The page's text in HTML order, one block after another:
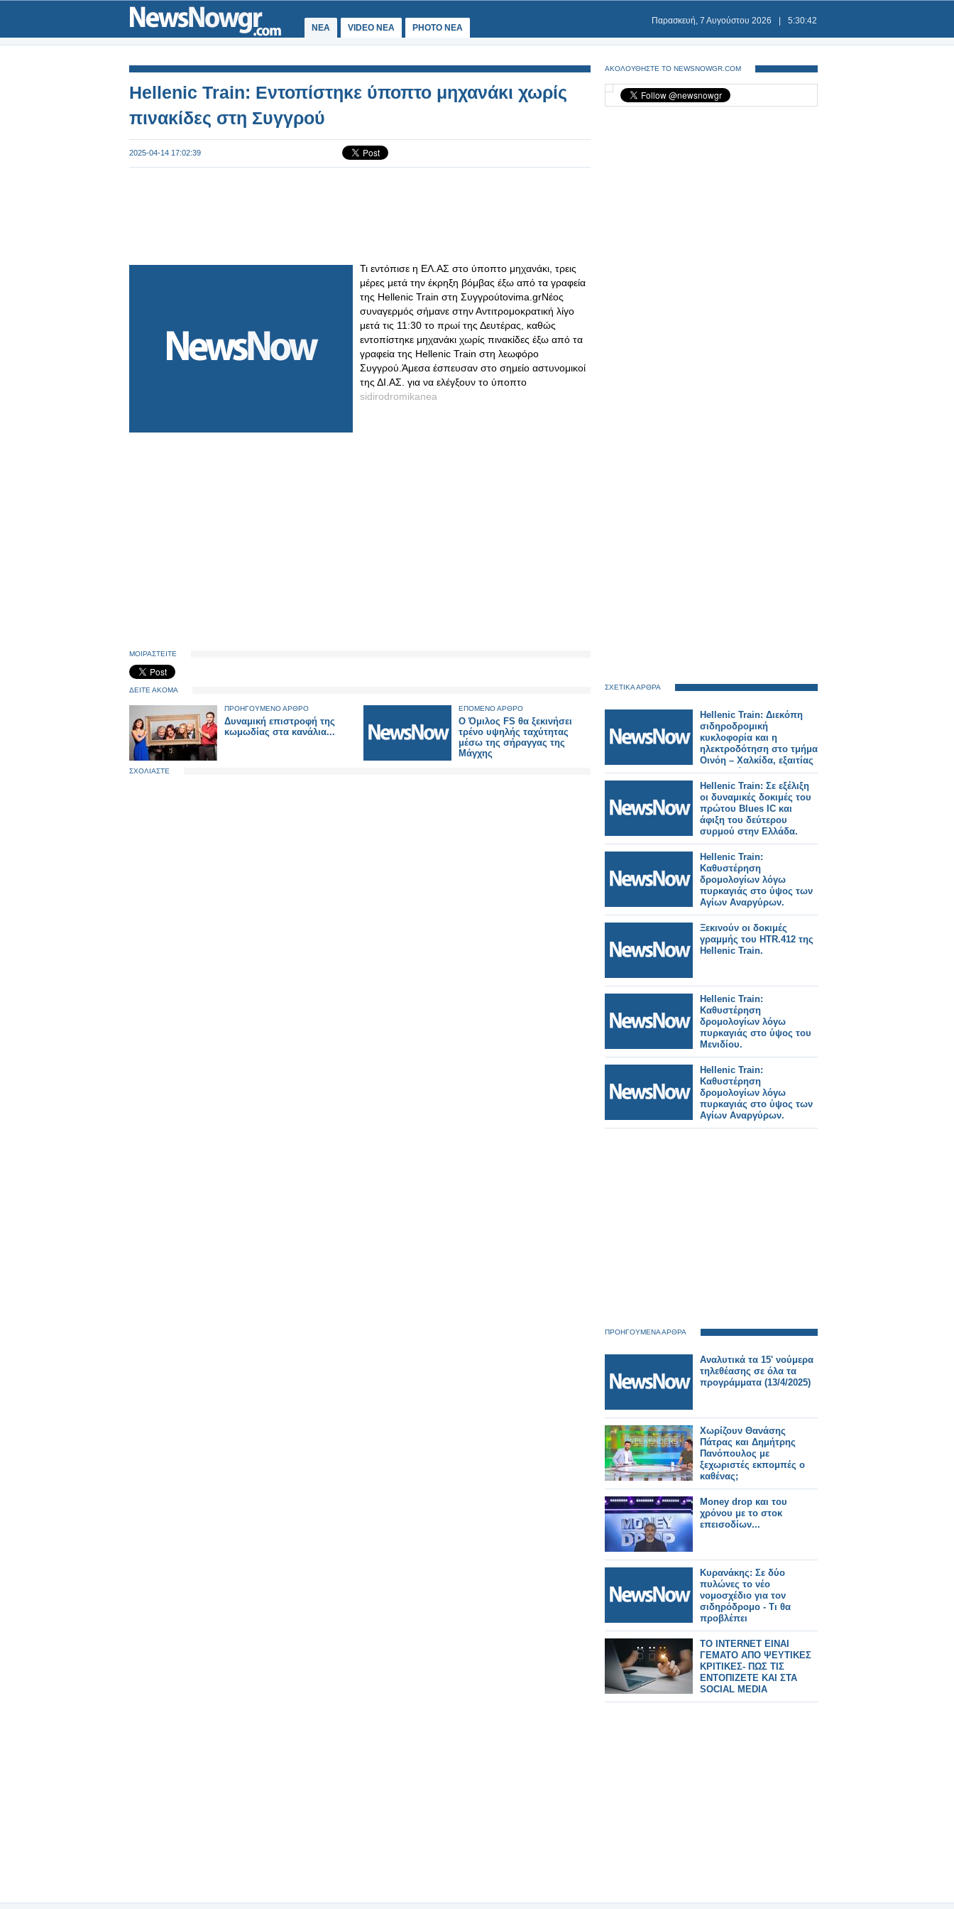
ΝΕΑ VIDEO NEA PHOTO NEA
Παρασκευή, 7 Αυγούστου 2026 5:30:43
Hellenic Train: Εντοπίστηκε ύποπτο μηχανάκι χωρίς
πινακίδες στη Συγγρού
2025-04-14 17:02:39
Τι εντόπισε η ΕΛ.ΑΣ στο ύποπτο μηχανάκι, τρεις
μέρες μετά την έκρηξη βόμβας έξω από τα γραφεία
της Hellenic Train στη Συγγρούtovima.grΝέος
συναγερμός σήμανε στην Αντιτρομοκρατική λίγο
μετά τις 11:30 το πρωί της Δευτέρας, καθώς
εντοπίστηκε μηχανάκι χωρίς πινακίδες έξω από τα
γραφεία της Hellenic Train στη λεωφόρο
Συγγρού.Άμεσα έσπευσαν στο σημείο αστυνομικοί
της ΔΙ.ΑΣ. για να ελέγξουν το ύποπτο
sidirodromikanea
ΜΟΙΡΑΣΤΕΙΤΕ
ΔΕΙΤΕ ΑΚΟΜΑ
ΠΡΟΗΓΟΥΜΕΝΟ ΑΡΘΡΟ
Δυναμική επιστροφή της
κωμωδίας στα κανάλια...
ΕΠΟΜΕΝΟ ΑΡΘΡΟ
Ο Όμιλος FS θα ξεκινήσει
τρένο υψηλής ταχύτητας
μέσω της σήραγγας της
Μάγχης
ΣΧΟΛΙΑΣΤΕ
ΑΚΟΛΟΥΘΗΣΤΕ ΤΟ NEWSNOWGR.COM
ΣΧΕΤΙΚΑ ΑΡΘΡΑ
Hellenic Train: Διεκόπη
σιδηροδρομική
κυκλοφορία και η
ηλεκτροδότηση στο τμήμα
Οινόη – Χαλκίδα, εξαιτίας
πυρκαγιάς.
Hellenic Train: Σε εξέλιξη
οι δυναμικές δοκιμές του
πρώτου Blues IC και
άφιξη του δεύτερου
συρμού στην Ελλάδα.
Hellenic Train:
Καθυστέρηση
δρομολογίων λόγω
πυρκαγιάς στο ύψος των
Αγίων Αναργύρων.
Ξεκινούν οι δοκιμές
γραμμής του HTR.412 της
Hellenic Train.
Hellenic Train:
Καθυστέρηση
δρομολογίων λόγω
πυρκαγιάς στο ύψος του
Μενιδίου.
Hellenic Train:
Καθυστέρηση
δρομολογίων λόγω
πυρκαγιάς στο ύψος των
Αγίων Αναργύρων.
ΠΡΟΗΓΟΥΜΕΝΑ ΑΡΘΡΑ
Αναλυτικά τα 15' νούμερα
τηλεθέασης σε όλα τα
προγράμματα (13/4/2025)
Χωρίζουν Θανάσης
Πάτρας και Δημήτρης
Πανόπουλος με
ξεχωριστές εκπομπές ο
καθένας;
Money drop και του
χρόνου με το στοκ
επεισοδίων...
Κυρανάκης: Σε δύο
πυλώνες το νέο
νομοσχέδιο για τον
σιδηρόδρομο - Τι θα
προβλέπει
TO INTERNET ΕΙΝΑΙ
ΓΕΜΑΤΟ ΑΠΟ ΨΕΥΤΙΚΕΣ
ΚΡΙΤΙΚΕΣ- ΠΩΣ ΤΙΣ
ΕΝΤΟΠΙΖΕΤΕ ΚΑΙ ΣΤΑ
SOCIAL MEDIA